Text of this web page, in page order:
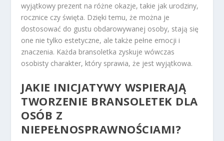
wyjątkowy prezent na różne okazje, takie jak urodziny,
rocznice czy święta. Dzięki temu, że można je
dostosować do gustu obdarowywanej osoby, stają się
one nie tylko estetyczne, ale także pełne emocji i
znaczenia. Każda bransoletka zyskuje wówczas
osobisty charakter, który sprawia, że jest wyjątkowa.
JAKIE INICJATYWY WSPIERAJĄ
TWORZENIE BRANSOLETEK DLA
OSÓB Z
NIEPEŁNOSPRAWNOŚCIAMI?